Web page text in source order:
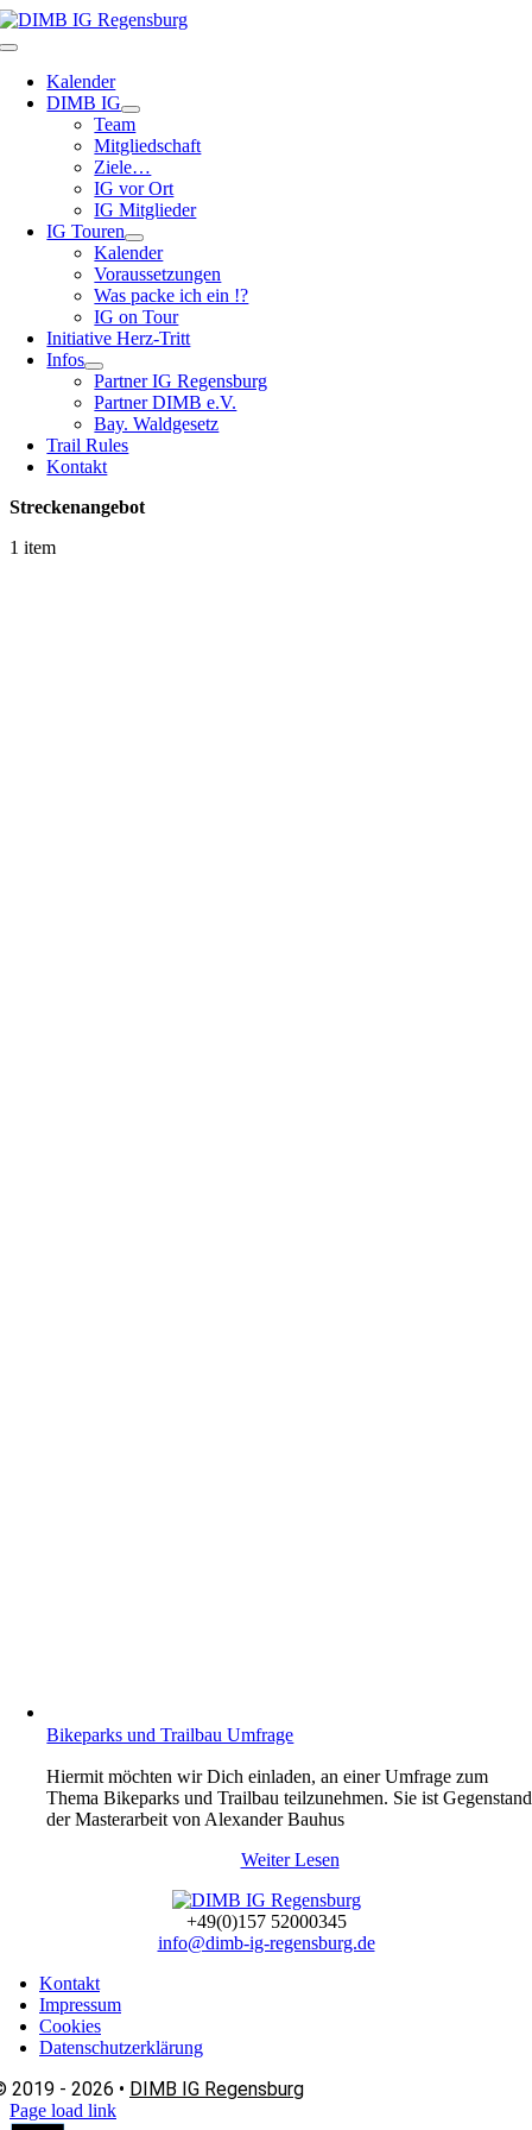
Zum
Inhalt
Toggle
NavigationKalender
DIMB IG
Team
Mitgliedschaft
Ziele…
IG vor Ort
IG Mitglieder
IG Touren
Kalender
Voraussetzungen
Was packe ich ein !?
IG on Tour
Initiative Herz-Tritt
Infos
Partner IG Regensburg
Partner DIMB e.V.
Bay. Waldgesetz
Trail Rules
Kontakt
Streckenangebot
1 item
Bikeparks und Trailbau Umfrage
Hiermit möchten wir Dich einladen, an einer Umfrage zum
Thema Bikeparks und Trailbau teilzunehmen. Sie ist Gegenstand
der Masterarbeit von Alexander Bauhus
Weiter Lesen
+49(0)157 52000345
info@dimb-ig-regensburg.de
Kontakt
Impressum
Cookies
Datenschutzerklärung
2019 - 2026 • DIMB IG Regensburg
Page load link